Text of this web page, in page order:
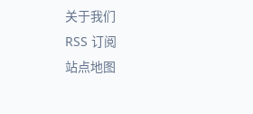
关于我们
RSS 订阅
站点地图